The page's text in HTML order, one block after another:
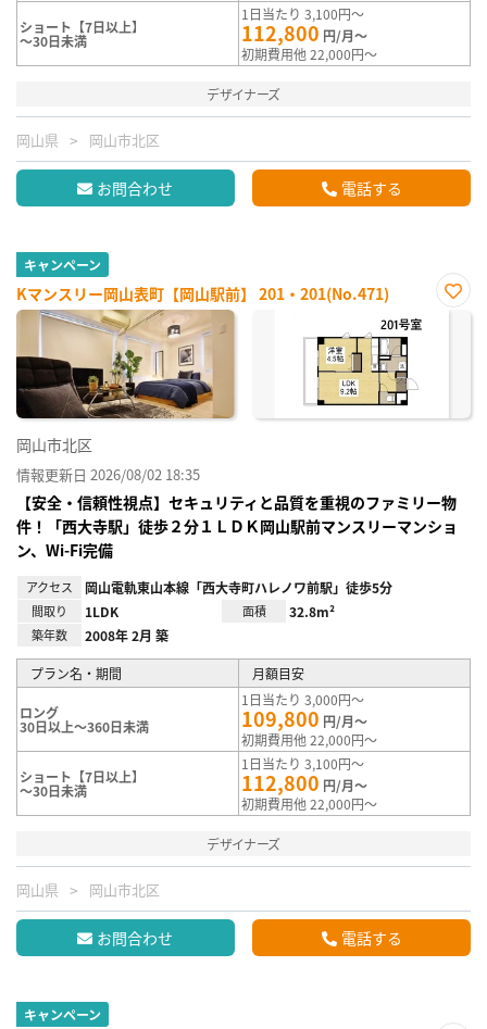
ショート【7日以上】
～30日未満
1日当たり 3,100円～
112,800 円/月～
初期費用他 22,000円～
デザイナーズ
岡山県 岡山市北区
お問合わせ 電話する
キャンペーン
Kマンスリー岡山表町【岡山駅前】 201・201(No.471)
お気
岡山市北区
情報更新日 2026/08/02 18:35
【安全・信頼性視点】セキュリティと品質を重視のファミリー物
件！「西大寺駅」徒歩２分１ＬＤＫ岡山駅前マンスリーマンショ
ン、Wi-Fi完備
アクセス 岡山電軌東山本線「西大寺町ハレノワ前駅」徒歩5分
間取り 1LDK 面積 32.8m²
築年数 2008年 2月 築
プラン名・期間 月額目安
ロング
30日以上～360日未満
1日当たり 3,000円～
109,800 円/月～
初期費用他 22,000円～
ショート【7日以上】
～30日未満
1日当たり 3,100円～
112,800 円/月～
初期費用他 22,000円～
デザイナーズ
岡山県 岡山市北区
お問合わせ 電話する
キャンペーン